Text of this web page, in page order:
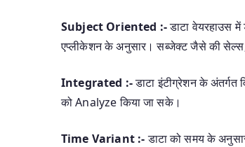
Subject Oriented :-डाटा वेयरहाउस
एप्लीकेशन के अनुसार। सब्जेक्ट जैसे की
Integrated :-डाटा इंटीग्रेशन के अंतर्गत
को Analyze किया जा सके।
Time Variant :-डाटा को समय के